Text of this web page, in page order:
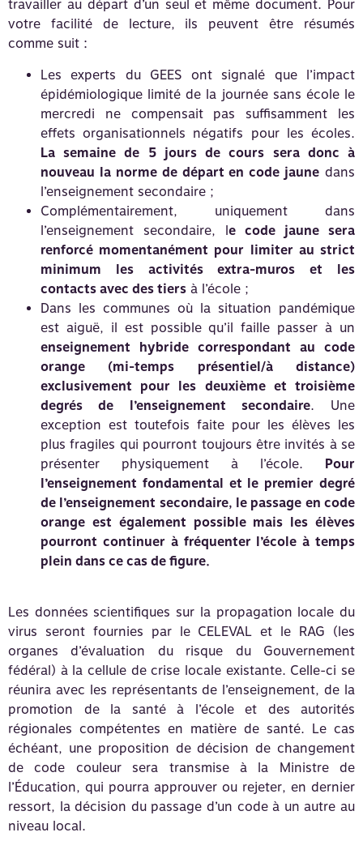
travailler au départ d’un seul et même document. Pour
votre facilité de lecture, ils peuvent être résumés
comme suit :
Les experts du GEES ont signalé que l’impact
épidémiologique limité de la journée sans école le
mercredi ne compensait pas suffisamment les
effets organisationnels négatifs pour les écoles.
La semaine de 5 jours de cours sera donc à
nouveau la norme de départ en code jaune dans
l’enseignement secondaire ;
Complémentairement, uniquement dans
l’enseignement secondaire, le code jaune sera
renforcé momentanément pour limiter au strict
minimum les activités extra-muros et les
contacts avec des tiers à l’école ;
Dans les communes où la situation pandémique
est aiguë, il est possible qu’il faille passer à un
enseignement hybride correspondant au code
orange (mi-temps présentiel/à distance)
exclusivement pour les deuxième et troisième
degrés de l’enseignement secondaire. Une
exception est toutefois faite pour les élèves les
plus fragiles qui pourront toujours être invités à se
présenter physiquement à l’école. Pour
l’enseignement fondamental et le premier degré
de l’enseignement secondaire, le passage en code
orange est également possible mais les élèves
pourront continuer à fréquenter l’école à temps
plein dans ce cas de figure.
Les données scientifiques sur la propagation locale du
virus seront fournies par le CELEVAL et le RAG (les
organes d’évaluation du risque du Gouvernement
fédéral) à la cellule de crise locale existante. Celle-ci se
réunira avec les représentants de l’enseignement, de la
promotion de la santé à l’école et des autorités
régionales compétentes en matière de santé. Le cas
échéant, une proposition de décision de changement
de code couleur sera transmise à la Ministre de
l’Éducation, qui pourra approuver ou rejeter, en dernier
ressort, la décision du passage d’un code à un autre au
niveau local.